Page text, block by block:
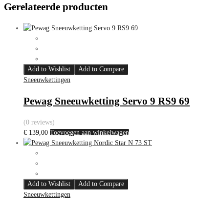
Gerelateerde producten
Add to Wishlist
Add to Compare
Sneeuwkettingen
Pewag Sneeuwketting Servo 9 RS9 69
(0 reviews)
€ 139,00 Toevoegen aan winkelwagen
Add to Wishlist
Add to Compare
Sneeuwkettingen